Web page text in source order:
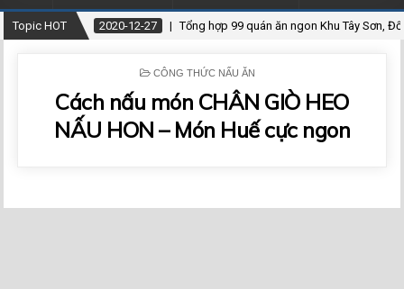
Topic HOT 2020-12-27 Tổng hợp 99 quán ăn ngon Khu Tây Sơn,
P
T
CÔNG THỨC NẤU ĂN
Cách nấu món CHÂN GIÒ HEO
NẤU HON – Món Huế cực ngon